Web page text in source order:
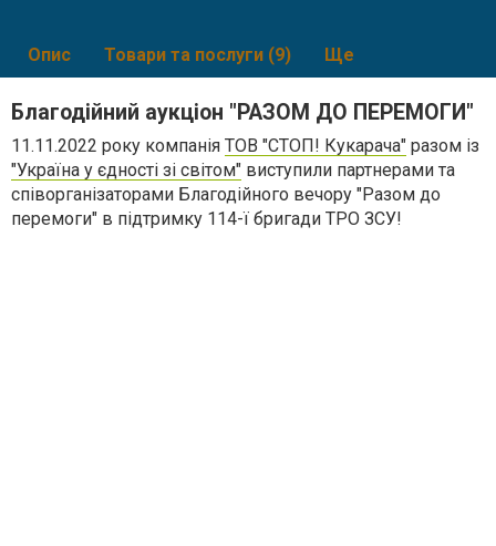
Опис Товари та послуги (9) Ще
Благодійний аукціон "РАЗОМ ДО ПЕРЕМОГИ"
11.11.2022 року компанія ТОВ "СТОП! Кукарача" разом із
"Україна у єдності зі світом" виступили партнерами та
співорганізаторами Благодійного вечору "Разом до
перемоги" в підтримку 114-ї бригади ТРО ЗСУ!